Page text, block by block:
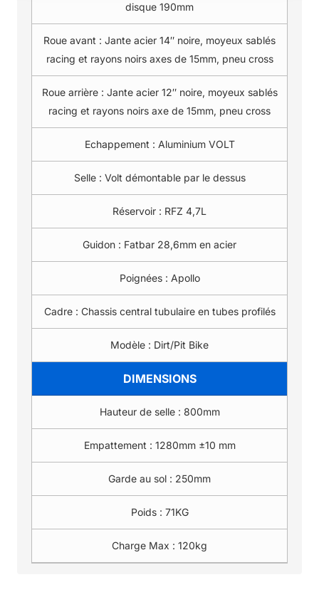
disque 190mm
Roue avant : Jante acier 14″ noire, moyeux sablés
racing et rayons noirs axes de 15mm, pneu cross
Roue arrière : Jante acier 12″ noire, moyeux sablés
racing et rayons noirs axe de 15mm, pneu cross
Echappement : Aluminium VOLT
Selle : Volt démontable par le dessus
Réservoir : RFZ 4,7L
Guidon : Fatbar 28,6mm en acier
Poignées : Apollo
Cadre : Chassis central tubulaire en tubes profilés
Modèle : Dirt/Pit Bike
DIMENSIONS
Hauteur de selle : 800mm
Empattement : 1280mm ±10 mm
Garde au sol : 250mm
Poids : 71KG
Charge Max : 120kg